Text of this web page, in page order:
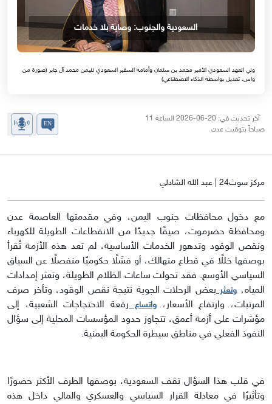
السعودية والجنوب: وصاية بلا خدمات
ولي العهد السعودي الأمير محمد بن سلمان وأمامه السفير السعودي لليمن محمد آل جابر (صورة من
واس، تعديل بواسطة الذكاء الاصطناعي)
آخر تحديث في: 20-06-2026 الساعة 11
صباحاً بتوقيت عدن
مركز سوث24 | عبد الله الشادلي
مع دخول محافظات جنوب اليمن، وفي مقدمتها العاصمة عدن
ومحافظة حضرموت، صيفًا جديدًا من الانقطاعات الطويلة للكهرباء
ونقص الوقود وتدهور الخدمات الأساسية، لم تعد هذه الأزمة تُقرأ
بوصفها خللًا في قطاع متهالك، أو فشلًا حكوميًا منفصلًا عن السياق
السياسي الأوسع. فقد تحولت ساعات الظلام الطويلة، وتعثر إمدادات
المياه، وتعثر بعض الرحلات الجوية نتيجة نقص الوقود، وتأخر صرف
المرتبات، وارتفاع الأسعار،واتساع رقعة الاحتجاجات الشعبية، إلى
مؤشرات على أزمة أعمق، تتجاوز حدود المؤسسات المحلية إلى سؤال
النفوذ الفعلي في مناطق سيطرة الحكومة اليمنية.
في قلب هذا السؤال تقف السعودية، بوصفها الطرف الأكثر حضورًا
وتأثيرًا في معادلة القرار السياسي والعسكري والمالي داخل هذه